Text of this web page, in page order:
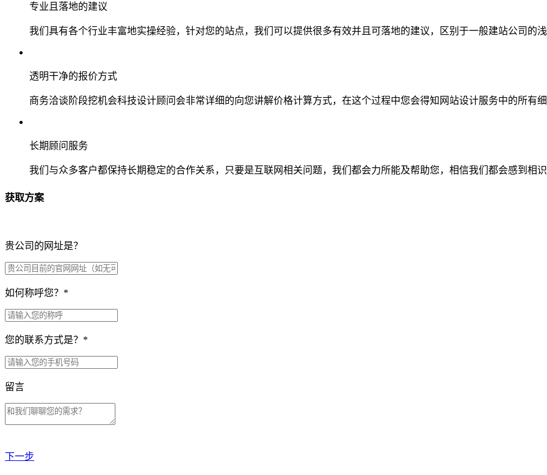
专业且落地的建议
我们具有各个行业丰富地实操经验，针对您的站点，我们可以提供很多有效并且可落地的建议，区别于一般建站公司的
透明干净的报价方式
商务洽谈阶段挖机会科技设计顾问会非常详细的向您讲解价格计算方式，在这个过程中您会得知网站设计服务中的所有
长期顾问服务
我们与众多客户都保持长期稳定的合作关系，只要是互联网相关问题，我们都会力所能及帮助您，相信我们都会感到相
获取方案
贵公司的网址是？
如何称呼您？ *
您的联系方式是？ *
留言
下一步